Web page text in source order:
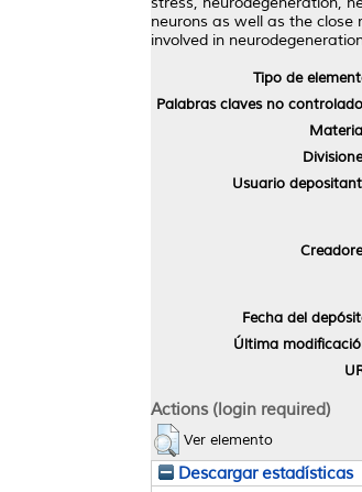
neurons as well as the
involved in
Tipo de
Palabras claves no
Usuario
Fecha del
Última
Actions (login required)
Ver elemento
Descargar estadísticas